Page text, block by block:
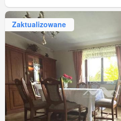
Zaktualizowane